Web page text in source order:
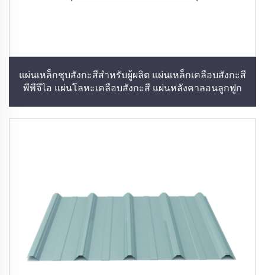
แผ่นเหล็กชุบสังกะสีสำหรับผู้ผลิต แผ่นเหล็กเคลือบสังกะสี
พีพีจีไอ แผ่นโลหะเคลือบสังกะสี แผ่นหลังคาลอนลูกฟูก